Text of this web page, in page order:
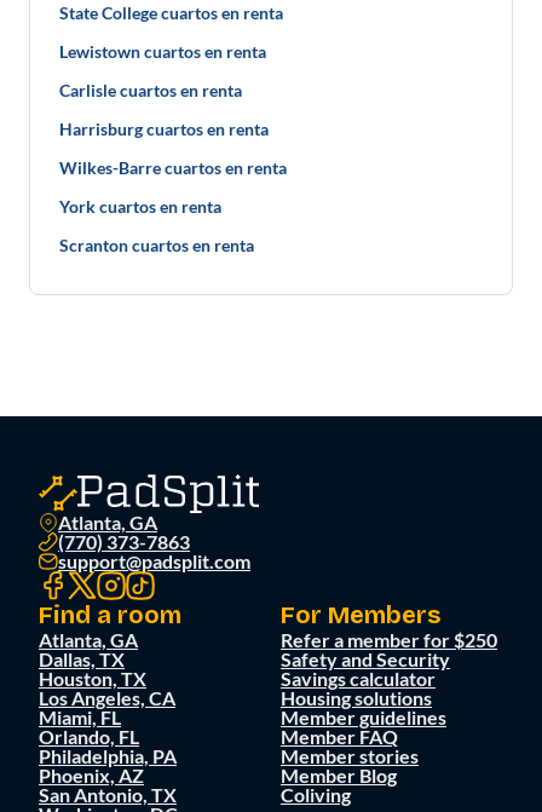
State College cuartos en renta
Lewistown cuartos en renta
Carlisle cuartos en renta
Harrisburg cuartos en renta
Wilkes-Barre cuartos en renta
York cuartos en renta
Scranton cuartos en renta
Atlanta, GA
(770) 373-7863
support@padsplit.com
Find a room
Atlanta, GA
Dallas, TX
Houston, TX
Los Angeles, CA
Miami, FL
Orlando, FL
Philadelphia, PA
Phoenix, AZ
San Antonio, TX
For Members
Refer a member for $250
Safety and Security
Savings calculator
Housing solutions
Member guidelines
Member FAQ
Member stories
Member Blog
Coliving